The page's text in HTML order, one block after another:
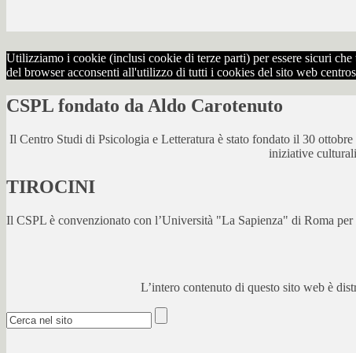
Utilizziamo i cookie (inclusi cookie di terze parti) per essere sicuri
del browser acconsenti all'utilizzo di tutti i cookies del sito web
CSPL fondato da Aldo Carotenuto
Il Centro Studi di Psicologia e Letteratura è stato fondato il 30
iniziative
TIROCINI
Il CSPL è convenzionato con l’Università "La Sapienza" di Roma
L’intero contenuto di questo sito web è